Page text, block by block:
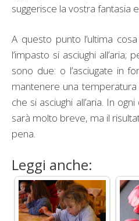
suggerisce la vostra fantasia
A questo punto l’ultima
l’impasto si asciughi
sono due: o l’asciugate in
mantenere una
che si asciughi all’aria. In
sarà molto breve, ma il
pena.
Leggi anche: